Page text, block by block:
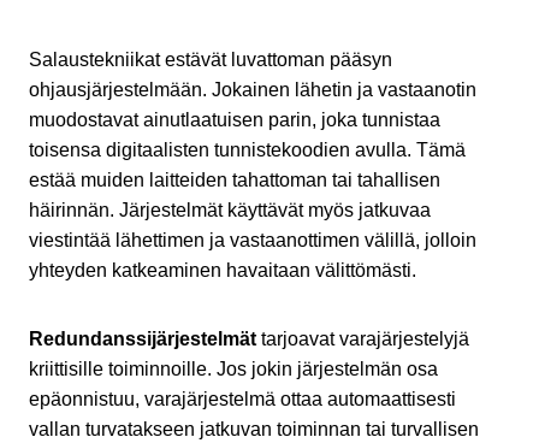
Salaustekniikat estävät luvattoman pääsyn
ohjausjärjestelmään. Jokainen lähetin ja vastaanotin
muodostavat ainutlaatuisen parin, joka tunnistaa
toisensa digitaalisten tunnistekoodien avulla. Tämä
estää muiden laitteiden tahattoman tai tahallisen
häirinnän. Järjestelmät käyttävät myös jatkuvaa
viestintää lähettimen ja vastaanottimen välillä, jolloin
yhteyden katkeaminen havaitaan välittömästi.
Redundanssijärjestelmättarjoavat varajärjestelyjä
kriittisille toiminnoille. Jos jokin järjestelmän osa
epäonnistuu, varajärjestelmä ottaa automaattisesti
vallan turvatakseen jatkuvan toiminnan tai turvallisen